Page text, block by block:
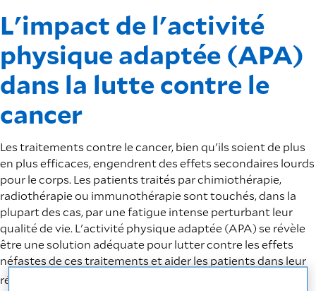
L'impact de l'activité
physique adaptée (APA)
dans la lutte contre le
cancer
Les traitements contre le cancer, bien qu'ils soient de plus
en plus efficaces, engendrent des effets secondaires lourds
pour le corps. Les patients traités par chimiothérapie,
radiothérapie ou immunothérapie sont touchés, dans la
plupart des cas, par une fatigue intense perturbant leur
qualité de vie. L'activité physique adaptée (APA) se révèle
être une solution adéquate pour lutter contre les effets
néfastes de ces traitements et aider les patients dans leur
rémission.